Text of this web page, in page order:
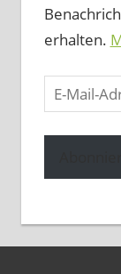
erhalten.
E-
Mail-
Adresse